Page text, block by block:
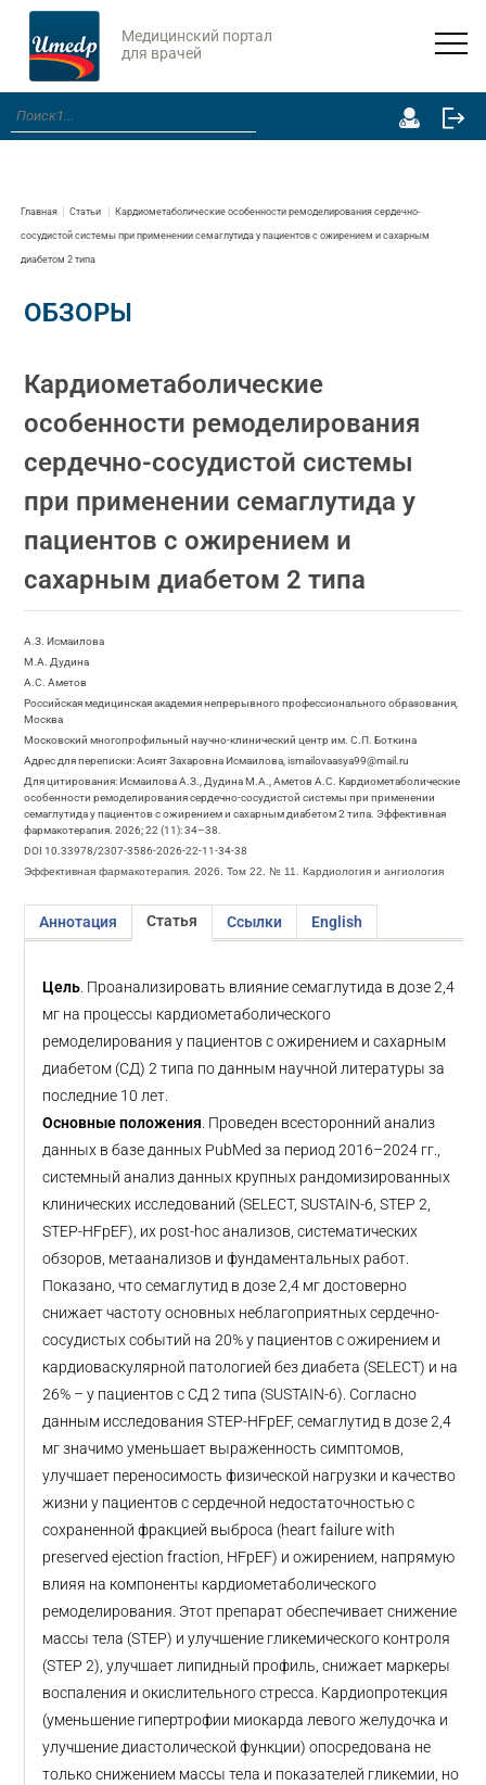
Медицинский портал
для врачей
Главная Статьи Кардиометаболические особенности ремоделирования сердечно-
сосудистой системы при применении семаглутида у пациентов с ожирением и сахарным
диабетом 2 типа
ОБЗОРЫ
Кардиометаболические
особенности ремоделирования
сердечно-сосудистой системы
при применении семаглутида у
пациентов с ожирением и
сахарным диабетом 2 типа
А.З. Исмаилова
М.А. Дудина
А.С. Аметов
Российская медицинская академия непрерывного профессионального образования,
Москва
Московский многопрофильный научно-клинический центр им. С.П. Боткина
Адрес для переписки: Асият Захаровна Исмаилова, ismailovaasya99@mail.ru
Для цитирования: Исмаилова А.З., Дудина М.А., Аметов А.С. Кардиометаболические
особенности ремоделирования сердечно-сосудистой системы при применении
семаглутида у пациентов с ожирением и сахарным диабетом 2 типа. Эффективная
фармакотерапия. 2026; 22 (11): 34–38.
DOI 10.33978/2307-3586-2026-22-11-34-38
Эффективная фармакотерапия. 2026. Том 22. № 11. Кардиология и ангиология
Аннотация Статья Ссылки English
Цель . Проанализировать влияние семаглутида в дозе 2,4
мг на процессы кардиометаболического
ремоделирования у пациентов с ожирением и сахарным
диабетом (СД) 2 типа по данным научной литературы за
последние 10 лет.
Основные положения . Проведен всесторонний анализ
данных в базе данных PubMed за период 2016–2024 гг.,
системный анализ данных крупных рандомизированных
клинических исследований (SELECT, SUSTAIN-6, STEP 2,
STEP-HFpEF), их post-hoc анализов, систематических
обзоров, метаанализов и фундаментальных работ.
Показано, что cемаглутид в дозе 2,4 мг достоверно
снижает частоту основных неблагоприятных сердечно-
сосудистых событий на 20% у пациентов с ожирением и
кардиоваскулярной патологией без диабета (SELECT) и на
26% – у пациентов с СД 2 типа (SUSTAIN-6). Согласно
данным исследования STEP-HFpEF, семаглутид в дозе 2,4
мг значимо уменьшает выраженность симптомов,
улучшает переносимость физической нагрузки и качество
жизни у пациентов с сердечной недостаточностью с
сохраненной фракцией выброса (heart failure with
preserved ejection fraction, HFpEF) и ожирением, напрямую
влияя на компоненты кардиометаболического
ремоделирования. Этот препарат обеспечивает снижение
массы тела (STEP) и улучшение гликемического контроля
(STEP 2), улучшает липидный профиль, снижает маркеры
воспаления и окислительного стресса. Кардиопротекция
(уменьшение гипертрофии миокарда левого желудочка и
улучшение диастолической функции) опосредована не
только снижением массы тела и показателей гликемии, но